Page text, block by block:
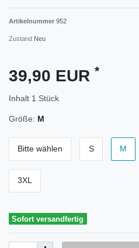
Artikelnummer 952
Zustand Neu
39,90 EUR *
Inhalt 1 Stück
Größe: M
Bitte wählen S M
3XL
Sofort versandfertig